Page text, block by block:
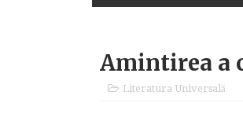
Amintirea a
Literatura Universală